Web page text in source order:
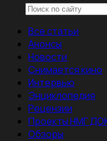
Все статьи
Анонсы
Новости
Снимается кино
Интервью
Энциклопедия
Рецензии
Проекты НМГ
Обзоры